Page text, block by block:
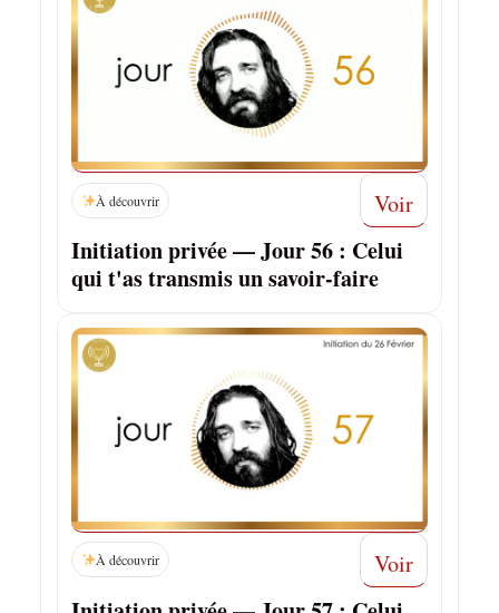
À découvrir Voir
Initiation privée — Jour 56 : Celui
qui t'as transmis un savoir-faire
À découvrir Voir